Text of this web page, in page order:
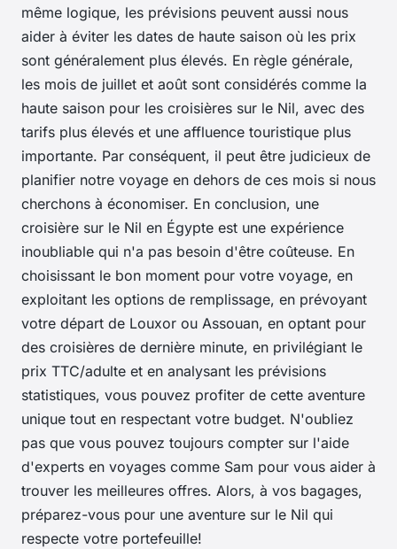
même logique, les prévisions peuvent aussi nous
aider à éviter les dates de haute saison où les prix
sont généralement plus élevés. En règle générale,
les mois de juillet et août sont considérés comme la
haute saison pour les croisières sur le Nil, avec des
tarifs plus élevés et une affluence touristique plus
importante. Par conséquent, il peut être judicieux de
planifier notre voyage en dehors de ces mois si nous
cherchons à économiser. En conclusion, une
croisière sur le Nil en Égypte est une expérience
inoubliable qui n'a pas besoin d'être coûteuse. En
choisissant le bon moment pour votre voyage, en
exploitant les options de remplissage, en prévoyant
votre départ de Louxor ou Assouan, en optant pour
des croisières de dernière minute, en privilégiant le
prix TTC/adulte et en analysant les prévisions
statistiques, vous pouvez profiter de cette aventure
unique tout en respectant votre budget. N'oubliez
pas que vous pouvez toujours compter sur l'aide
d'experts en voyages comme Sam pour vous aider à
trouver les meilleures offres. Alors, à vos bagages,
préparez-vous pour une aventure sur le Nil qui
respecte votre portefeuille!